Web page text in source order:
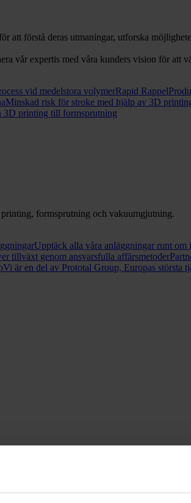
att förstå deras utmaningar, utforska
vår expertis med våra kunders vision för
vid medelstora volymerRapid Rappel
Minskad risk för stroke med hjälp av 3D
3D printing till formsprutning
formsprutning och vakuumgjutning.
Upptäck alla våra anläggningar runt om
tillväxt genom ansvarsfulla affärsmetoder
Vi är en del av Prototal Group, Europas största